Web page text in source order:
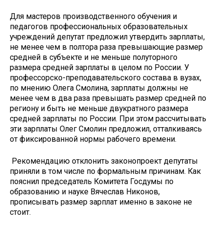
Для мастеров производственного обучения и
педагогов профессиональных образовательных
учреждений депутат предложил утвердить зарплаты,
не менее чем в полтора раза превышающие размер
средней в субъекте и не меньше полуторного
размера средней зарплаты в целом по России. У
профессорско-преподавательского состава в вузах,
по мнению Олега Смолина, зарплаты должны не
менее чем в два раза превышать размер средней по
региону и быть не меньше двукратного размера
средней зарплаты по России. При этом рассчитывать
эти зарплаты Олег Смолин предложил, отталкиваясь
от фиксированной нормы рабочего времени.
Рекомендацию отклонить законопроект депутаты
приняли в том числе по формальным причинам. Как
пояснил председатель Комитета Госдумы по
образованию и науке Вячеслав Никонов,
прописывать размер зарплат именно в законе не
стоит.